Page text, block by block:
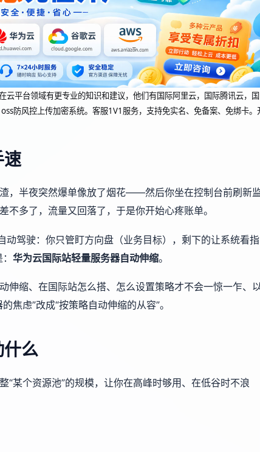
云平台领域有更专业的知识和建议，他们有国际阿里云，国际腾讯云，国
防风控上传加密系统。客服1V1服务，支持免实名、免备案、免绑卡。
速
，半夜突然爆单像放了烟花——然后你坐在控制台前刷新
多了，流量又回落了，于是你开始心疼账单。
动驾驶：你只管盯方向盘（业务目标），剩下的让系统看指
华为云国际站轻量服务器自动伸缩。
伸缩、在国际站怎么搭、怎么设置策略才不会一惊一乍、
焦虑”改成“按策略自动伸缩的从容”。
么
“某个资源池”的规模，让你在高峰时够用、在低谷时不浪